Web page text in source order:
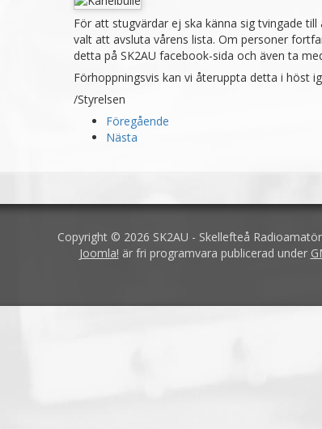
För att stugvärdar ej ska känna sig tvingade
valt att avsluta vårens lista. Om personer
detta på SK2AU facebook-sida och även ta
Förhoppningsvis kan vi återuppta detta i höst
/Styrelsen
Föregående
Nästa
Copyright © 2026 SK2AU - Skellefteå
Joomla! är fri programvara publicerad under